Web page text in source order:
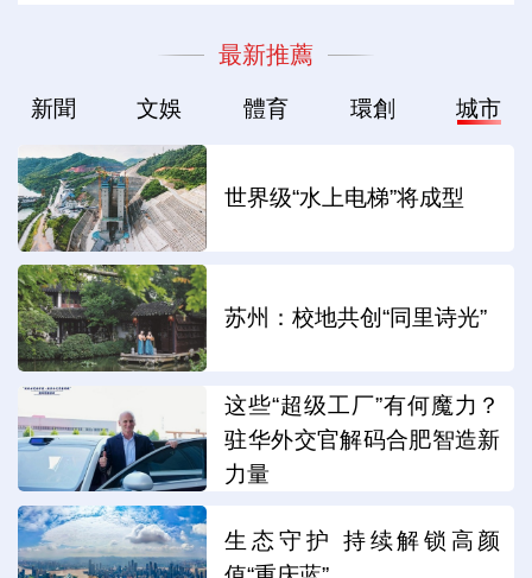
最新推薦
新聞 文娛 體育 環創 城市
世界级“水上电梯”将成型
苏州：校地共创“同里诗光”
这些“超级工厂”有何魔力？
驻华外交官解码合肥智造新
力量
生态守护 持续解锁高颜